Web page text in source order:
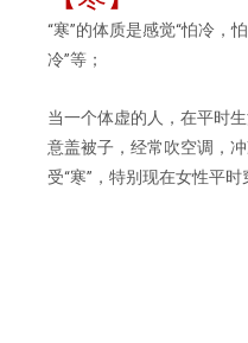
“寒”的体质是感觉“怕冷，
冷”等；
当一个体虚的人，在平时
意盖被子，经常吹空调，
受“寒”，特别现在女性平时